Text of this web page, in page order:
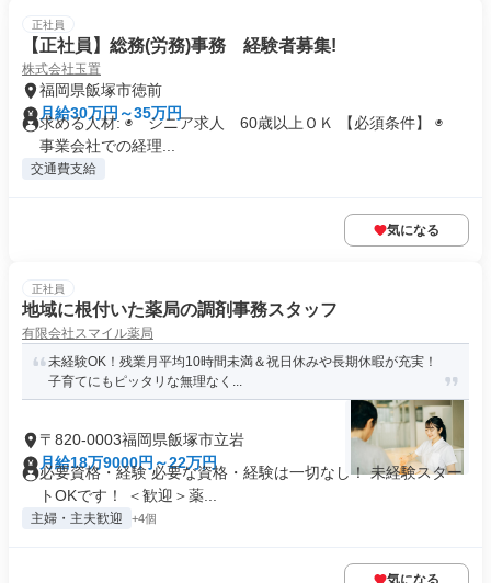
正社員
【正社員】総務(労務)事務 経験者募集!
株式会社玉置
福岡県飯塚市徳前
月給30万円～35万円
求める人材: ◉ シニア求人 60歳以上ＯＫ 【必須条件】 ◉
事業会社での経理...
交通費支給
気になる
正社員
地域に根付いた薬局の調剤事務スタッフ
有限会社スマイル薬局
未経験OK！残業月平均10時間未満＆祝日休みや長期休暇が充実！
子育てにもピッタリな無理なく...
〒820-0003福岡県飯塚市立岩
月給18万9000円～22万円
必要資格・経験 必要な資格・経験は一切なし！ 未経験スター
トOKです！ ＜歓迎＞薬...
主婦・主夫歓迎 +4個
気になる